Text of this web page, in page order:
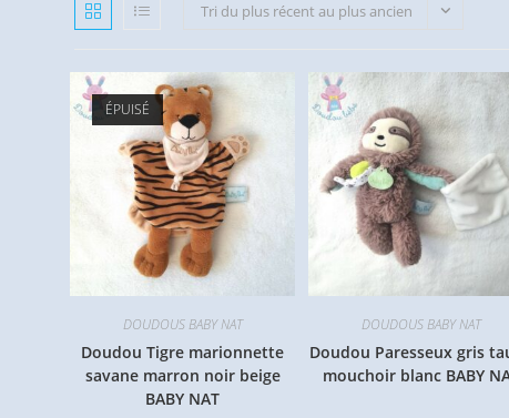
Tri du plus récent au plus ancien
ÉPUISÉ
DOUDOUS BABY NAT
Doudou Tigre marionnette
savane marron noir beige
BABY NAT
DOUDOUS BABY NAT
Doudou Paresseux gris
mouchoir blanc BABY